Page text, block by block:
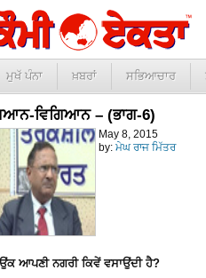
ਮੁਖੱ ਪੰਨਾ ਖ਼ਬਰਾਂ ਸਭਿਆਚਾਰ
ਵਿਗਿਆਨ – (ਭਾਗ-6)
May 8, 2015
by: ਮੇਘ ਰਾਜ ਮਿੱਤਰ
ਆਪਣੀ ਨਗਰੀ ਕਿਵੇਂ ਵਸਾਉਂਦੀ ਹੈ?